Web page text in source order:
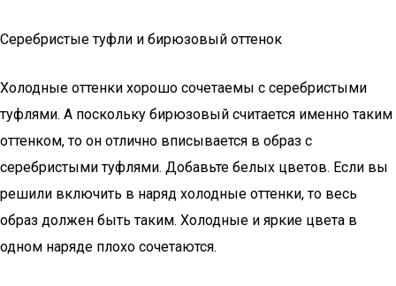
Серебристые туфли и бирюзовый оттенок
Холодные оттенки хорошо сочетаемы с серебристыми
туфлями. А поскольку бирюзовый считается именно таким
оттенком, то он отлично вписывается в образ с
серебристыми туфлями. Добавьте белых цветов. Если вы
решили включить в наряд холодные оттенки, то весь
образ должен быть таким. Холодные и яркие цвета в
одном наряде плохо сочетаются.